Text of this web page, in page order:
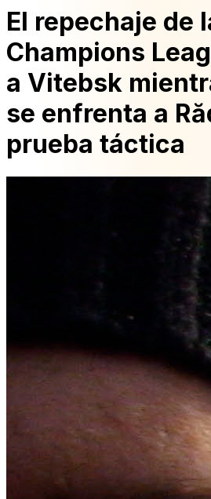
El repechaje de
Champions
a Vitebsk
se enfrenta a
prueba táctica